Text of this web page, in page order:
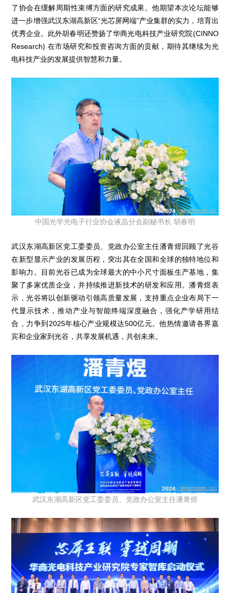
了协会在缓解周期性束缚方面的研究成果。他期望本次论坛能够
进一步增强武汉东湖高新区“光芯屏网端”产业集群的实力，培育出
优秀企业。此外胡春明还赞扬了华商光电科技产业研究院(CINNO
Research) 在市场研究和投资咨询方面的贡献，期待其继续为光
电科技产业的发展提供智慧和力量。
中国光学光电子行业协会液晶分会副秘书长 胡春明
武汉东湖高新区党工委委员、党政办公室主任潘青煜回顾了光谷
在新型显示产业的发展历程，突出其在全国和全球的独特地位和
影响力。目前光谷已成为全球最大的中小尺寸面板生产基地，集
聚了多家优质企业，并持续推进新技术的研发和应用。潘青煜表
示，光谷将以创新驱动引领高质量发展，支持重点企业布局下一
代显示技术，推动产业与智能终端深度融合，强化产学研用结
合，力争到2025年核心产业规模达500亿元。他热情邀请各界嘉
宾和企业家到光谷，共享发展机遇，共创未来。
武汉东湖高新区党工委委员、党政办公室主任潘青煜